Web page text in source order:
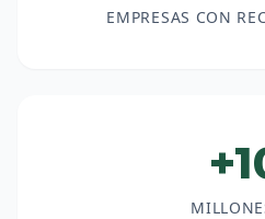
EMPRESAS CON